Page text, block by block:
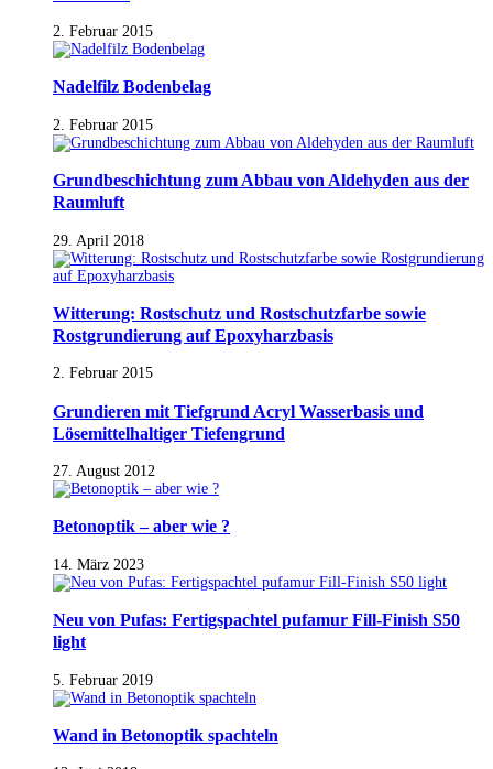
2. Februar 2015
Nadelfilz Bodenbelag
2. Februar 2015
Grundbeschichtung zum Abbau von Aldehyden aus der
Raumluft
29. April 2018
Witterung: Rostschutz und Rostschutzfarbe sowie
Rostgrundierung auf Epoxyharzbasis
2. Februar 2015
Grundieren mit Tiefgrund Acryl Wasserbasis und
Lösemittelhaltiger Tiefengrund
27. August 2012
Betonoptik – aber wie ?
14. März 2023
Neu von Pufas: Fertigspachtel pufamur Fill-Finish S50
light
5. Februar 2019
Wand in Betonoptik spachteln